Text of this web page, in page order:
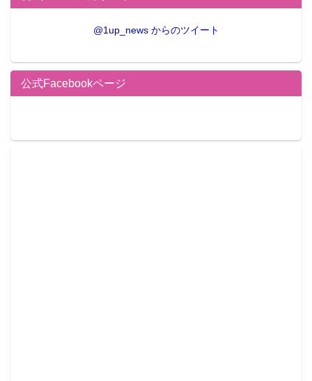
@1up_news からのツイート
公式Facebookページ